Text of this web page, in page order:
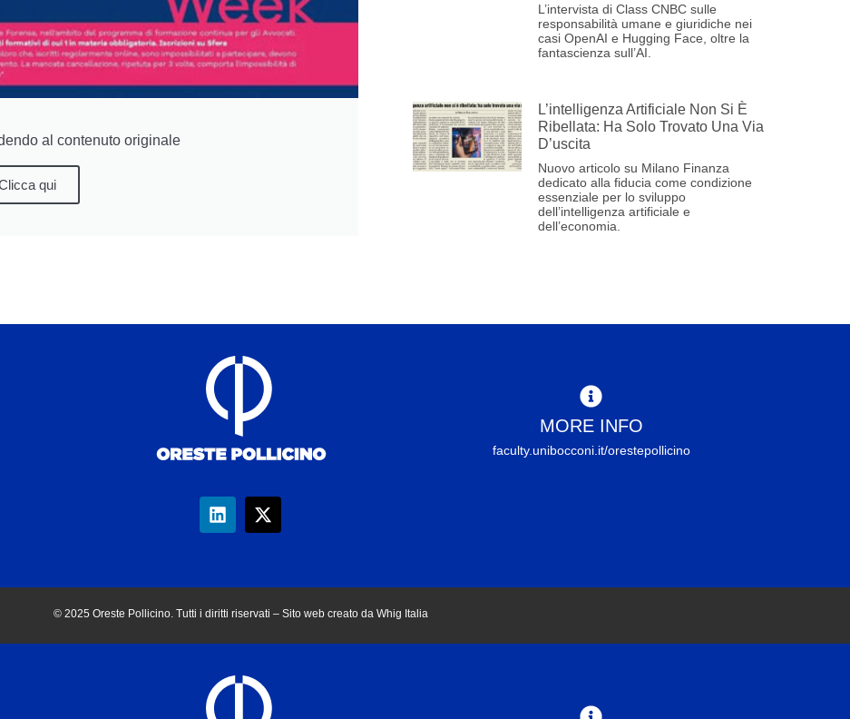
al contenuto originale
qui
L’intervista di Class CNBC sulle
responsabilità umane e giuridiche nei
casi OpenAI e Hugging Face, oltre la
fantascienza sull’AI.
L’intelligenza Artificiale Non Si È
Ribellata: Ha Solo Trovato Una Via
D’uscita
Nuovo articolo su Milano Finanza
dedicato alla fiducia come condizione
essenziale per lo sviluppo
dell’intelligenza artificiale e
dell’economia.
MORE INFO
faculty.unibocconi.it/orestepollicino
© 2025 Oreste Pollicino. Tutti i diritti riservati – Sito web creato da Whig Italia